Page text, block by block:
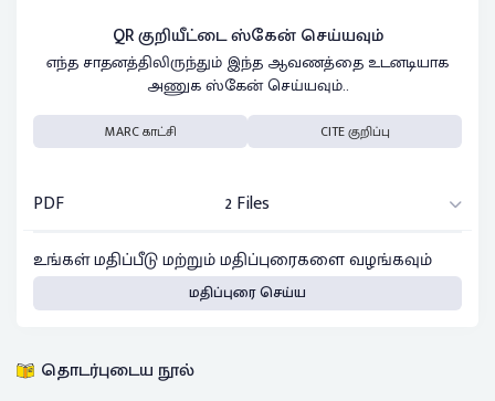
QR குறியீட்டை ஸ்கேன் செய்யவும்
எந்த சாதனத்திலிருந்தும் இந்த ஆவணத்தை உடனடியாக
அணுக ஸ்கேன் செய்யவும்..
MARC காட்சி CITE குறிப்பு
PDF
2 Files
உங்கள் மதிப்பீடு மற்றும் மதிப்புரைகளை வழங்கவும்
மதிப்புரை செய்ய
தொடர்புடைய நூல்